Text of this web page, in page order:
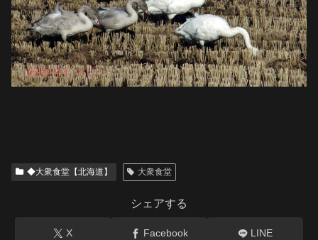
◆大衆食堂【北海道】 大衆食堂
シェアする
X Facebook LINE